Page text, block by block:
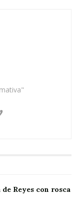
rosca y
Reyes con rosca